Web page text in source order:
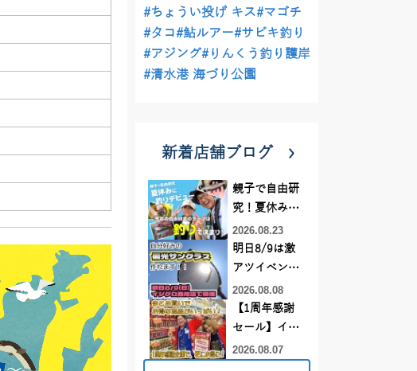
#ちょうい投げ キス#マゴチ
#タコ#鮎ルアー#サビキ釣り
#アジング#りんくう釣り護岸
#清水港 海づり公園
新着店舗ブログ
親子で自由研
究！夏休みに
釣りデビュー
2026.08.23
明日8/9は激
アツイベント
日！！！～オ
ーダー偏光グ
ラス受注会～
2026.08.08
【1周年感謝
セール】イカ
メタルスッ
2026.08.07